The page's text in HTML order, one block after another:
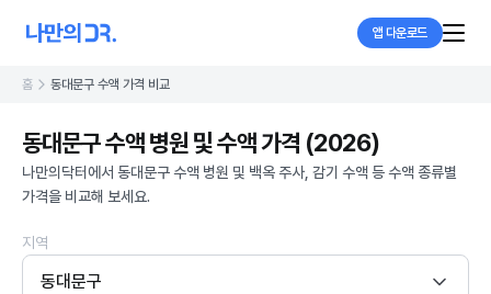
앱 다운로드
홈 동대문구 수액 가격 비교
동대문구 수액 병원 및 수액 가격 (2026)
나만의닥터에서 동대문구 수액 병원 및 백옥 주사, 감기 수액 등 수액 종류별
가격을 비교해 보세요.
지역
동대문구